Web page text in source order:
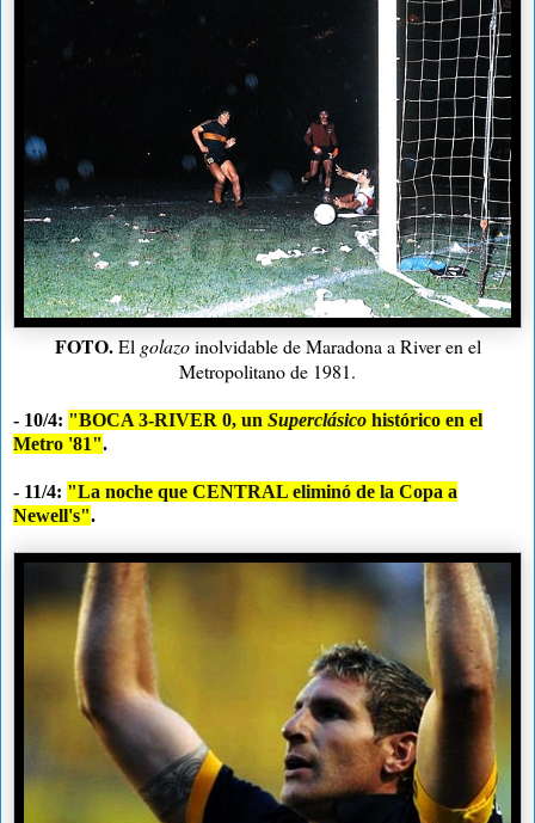
FOTO.El golazoinolvidable de Maradona a River en el
Metropolitano de 1981.
- 10/4: "BOCA 3-RIVER 0, un Superclásico histórico en el
Metro '81".
- 11/4: "La noche que CENTRAL eliminó de la Copa a
Newell's".